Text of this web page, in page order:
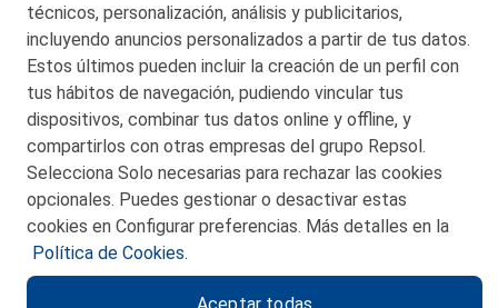
San Martín 5-Edificio Muñatones,
48550 Muskiz (Bizkaia)
Telf. 946 357 000
© 2026 Petronor S.A.
CONTACTO
POLITICA DE PRIVACIDAD
técnicos, personalización, análisis y publicitarios,
incluyendo anuncios personalizados a partir de tus datos.
Estos últimos pueden incluir la creación de un perfil con
tus hábitos de navegación, pudiendo vincular tus
dispositivos, combinar tus datos online y offline, y
compartirlos con otras empresas del grupo Repsol.
Selecciona Solo necesarias para rechazar las cookies
opcionales. Puedes gestionar o desactivar estas
cookies en Configurar preferencias. Más detalles en la
Política de Cookies.